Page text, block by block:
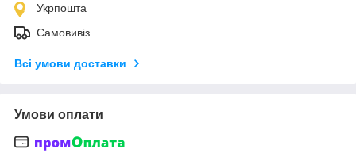
Укрпошта
Самовивіз
Всі умови доставки
Умови оплати